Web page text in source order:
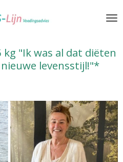
"Ik was al dat diëten
levensstijl!"*